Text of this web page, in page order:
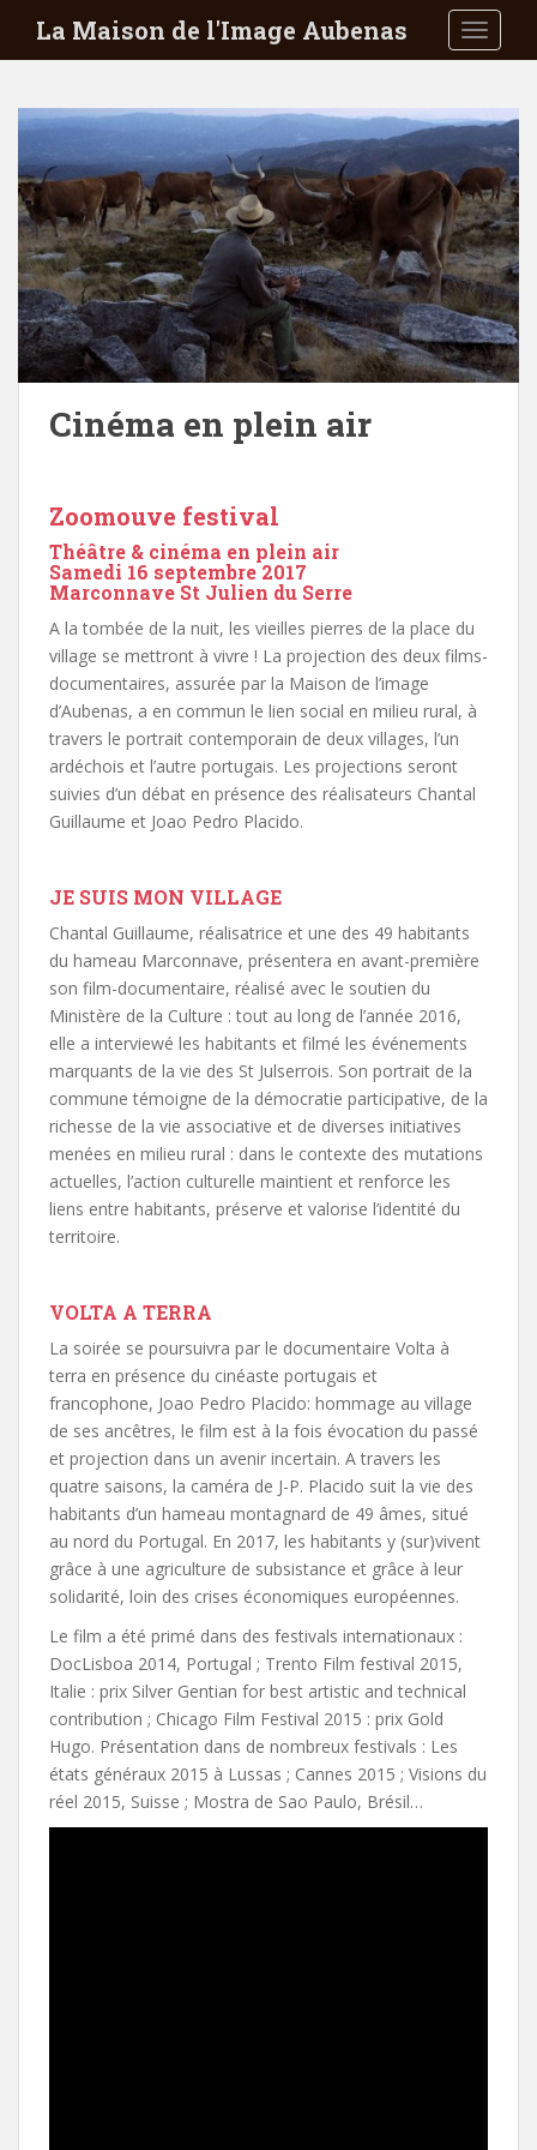
i
La Maison de l'Image Aubenas
Cinéma en plein air
Zoomouve festival
Théâtre & cinéma en plein air
Samedi 16 septembre 2017
Marconnave St Julien du Serre
A la tombée de la nuit, les vieilles pierres de la place du
village se mettront à vivre ! La projection des deux films-
documentaires, assurée par la Maison de l’image
d’Aubenas, a en commun le lien social en milieu rural, à
travers le portrait contemporain de deux villages, l’un
ardéchois et l’autre portugais. Les projections seront
suivies d’un débat en présence des réalisateurs Chantal
Guillaume et Joao Pedro Placido.
JE SUIS MON VILLAGE
Chantal Guillaume, réalisatrice et une des 49 habitants
du hameau Marconnave, présentera en avant-première
son film-documentaire, réalisé avec le soutien du
Ministère de la Culture : tout au long de l’année 2016,
elle a interviewé les habitants et filmé les événements
marquants de la vie des St Julserrois. Son portrait de la
commune témoigne de la démocratie participative, de la
richesse de la vie associative et de diverses initiatives
menées en milieu rural : dans le contexte des mutations
actuelles, l’action culturelle maintient et renforce les
liens entre habitants, préserve et valorise l’identité du
territoire.
VOLTA A TERRA
La soirée se poursuivra par le documentaire Volta à
terra en présence du cinéaste portugais et
francophone, Joao Pedro Placido: hommage au village
de ses ancêtres, le film est à la fois évocation du passé
et projection dans un avenir incertain. A travers les
quatre saisons, la caméra de J-P. Placido suit la vie des
habitants d’un hameau montagnard de 49 âmes, situé
au nord du Portugal. En 2017, les habitants y (sur)vivent
grâce à une agriculture de subsistance et grâce à leur
solidarité, loin des crises économiques européennes.
Le film a été primé dans des festivals internationaux :
DocLisboa 2014, Portugal ; Trento Film festival 2015,
Italie : prix Silver Gentian for best artistic and technical
contribution ; Chicago Film Festival 2015 : prix Gold
Hugo. Présentation dans de nombreux festivals : Les
états généraux 2015 à Lussas ; Cannes 2015 ; Visions du
réel 2015, Suisse ; Mostra de Sao Paulo, Brésil…